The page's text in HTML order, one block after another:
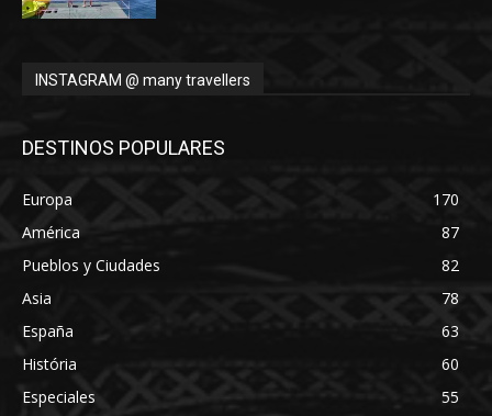
INSTAGRAM @ many travellers
DESTINOS POPULARES
Europa
170
América
87
Pueblos y Ciudades
82
Asia
78
España
63
História
60
Especiales
55